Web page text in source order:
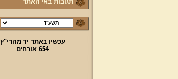
תגובות באי האתר
עכשיו באתר יד מהרי"ץ
654 אורחים